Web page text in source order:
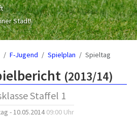
Stadt!
F-Jugend Spielplan Spieltag
(2013/14)
Staffel 1
- 10.05.201409:00 Uhr